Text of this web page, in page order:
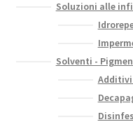
Soluzioni alle
Solventi -